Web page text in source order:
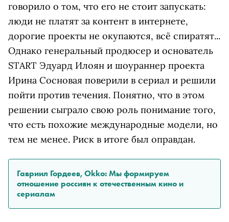
говорило о том, что его не стоит запускать:
люди не платят за контент в интернете,
дорогие проекты не окупаются, всё спиратят...
Однако генеральный продюсер и основатель
START Эдуард Илоян и шоураннер проекта
Ирина Сосновая поверили в сериал и решили
пойти против течения. Понятно, что в этом
решении сыграло свою роль понимание того,
что есть похожие международные модели, но
тем не менее. Риск в итоге был оправдан.
Гавриил Гордеев, Okko: Мы формируем
отношение россиян к отечественным кино и
сериалам